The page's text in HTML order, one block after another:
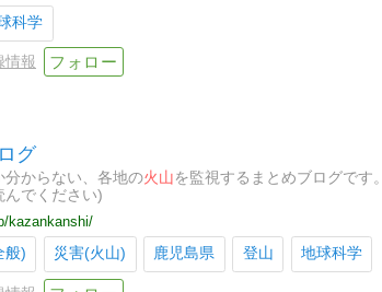
科学
情報
グ
分からない、各地の火山 を監視するまとめブログです
んでください)
kazankanshi/
般)
災害(火山) 鹿児島県 登山 地球科学